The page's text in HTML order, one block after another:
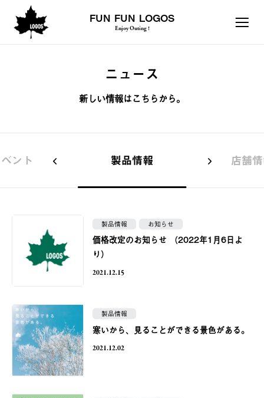
FUN FUN LOGOS
Enjoy Outing !
ニュース
新しい情報はこちらから。
ント 製品情報 店舗
製品情報 お知らせ
価格改定のお知らせ （2022年1月6日よ
り）
2021.12.15
製品情報
寒いから、見ることができる景色がある。
2021.12.02